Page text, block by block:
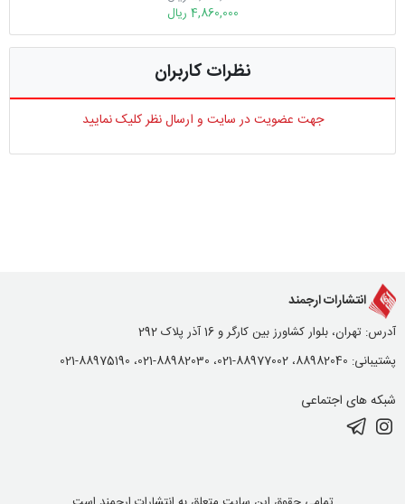
4,860,000 ریال
نظرات کاربران
جهت عضویت در سایت و ارسال نظر کلیک نمایید
انتشارات ارجمند
آدرس: تهران، بلوار کشاورز بین کارگر و 16 آذر پلاک 292
پشتیبانی: 88982040، 88977002-021، 88982030-021، 88975190-021
شبکه های اجتماعی